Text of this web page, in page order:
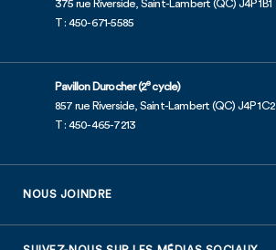
375 rue Riverside, Saint-Lambert (QC) J4P 1B1
T : 450-671-5585
Pavillon Durocher (2ecycle)
857 rue Riverside, Saint-Lambert (QC) J4P 1C2
T : 450-465-7213
NOUS JOINDRE